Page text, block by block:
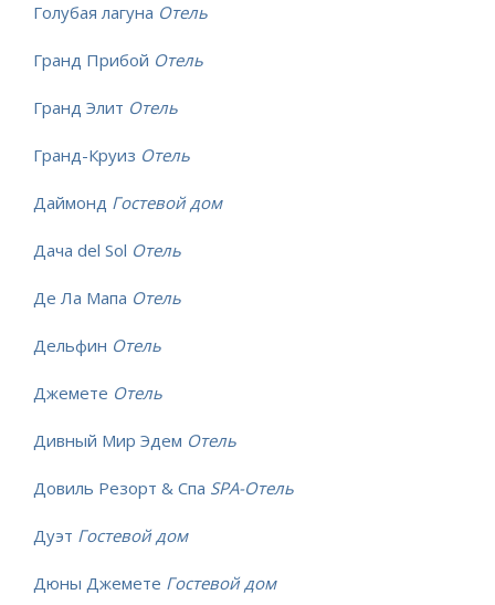
Голубая лагуна Отель
Гранд Прибой Отель
Гранд Элит Отель
Гранд-Круиз Отель
Даймонд Гостевой дом
Дача del Sol Отель
Де Ла Мапа Отель
Дельфин Отель
Джемете Отель
Дивный Мир Эдем Отель
Довиль Резорт & Спа SPA-Отель
Дуэт Гостевой дом
Дюны Джемете Гостевой дом